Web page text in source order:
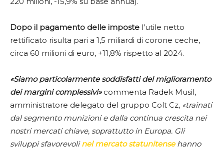
Dopo il pagamento delle imposte l’utile netto
rettificato risulta pari a 1,5 miliardi di corone ceche,
circa 60 milioni di euro, +11,8% rispetto al 2024.
«Siamo particolarmente soddisfatti del miglioramento
dei margini complessivi»commenta Radek Musil,
amministratore delegato del gruppo Colt Cz, «trainati
dal segmento munizioni e dalla continua crescita nei
nostri mercati chiave, soprattutto in Europa. Gli
sviluppi sfavorevolinel mercato statunitensehanno